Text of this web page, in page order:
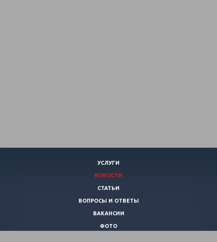
УСЛУГИ
НОВОСТИ
СТАТЬИ
ВОПРОСЫ И ОТВЕТЫ
ВАКАНСИИ
ФОТО